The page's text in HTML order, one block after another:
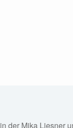
Mika Liesner